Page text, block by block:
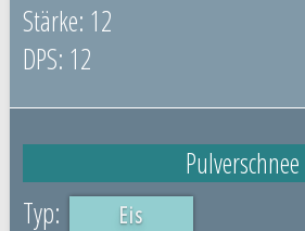
12
12
Pulverschnee
Eis